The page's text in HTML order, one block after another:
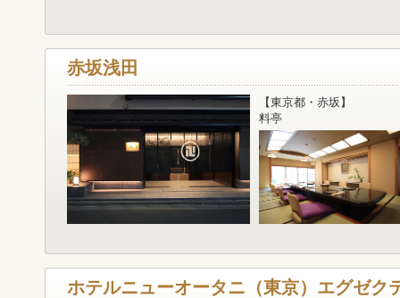
赤坂浅田
【東京都・赤坂】
料亭
ホテルニューオータニ（東京）エグゼク